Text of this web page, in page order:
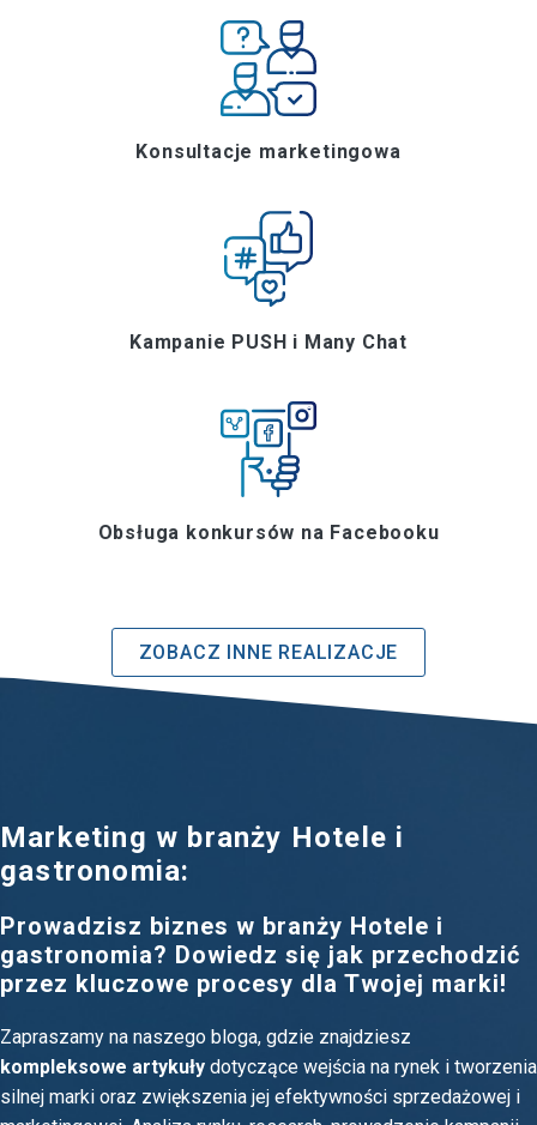
Konsultacje marketingowa
Kampanie PUSH i Many Chat
Obsługa konkursów na Facebooku
ZOBACZ INNE REALIZACJE
Marketing w branży Hotele i
gastronomia:
Prowadzisz biznes w branży Hotele i
gastronomia? Dowiedz się jak przechodzić
przez kluczowe procesy dla Twojej marki!
Zapraszamy na naszego bloga, gdzie znajdziesz
kompleksowe artykuły dotyczące wejścia na rynek i tworzenia
silnej marki oraz zwiększenia jej efektywności sprzedażowej i